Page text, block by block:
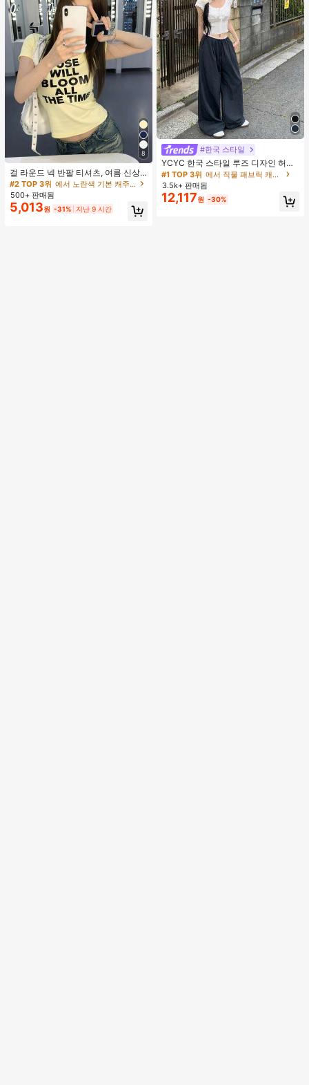
8
걸 라운드 넥 반팔 티셔츠, 여름 신상
레터 프린트, 아메리칸 핫걸 스타일,
패션 캐주얼 다용도 슬림핏 크롭 탑 옐
로우
#2 TOP 3위
에서 노란색 기본 캐주얼 티셔츠
500+ 판매됨
5,013원 -31% 지난 9 시간
#한국 스타일
YCYC 한국 스타일 루즈 디자인 허리
밴드 얇은 스트레이트 레그 캐주얼 스
포츠 팬츠
#1 TOP 3위
에서 직물 패브릭 캐주얼 바지
거의 매진!
#1 TOP 3위
에서 직물 패브릭 캐주얼 바지
거의 매진!
#1 TOP 3위
에서 직물 패브릭 캐주얼 바지
거의 매진!
#1 TOP 3위
거의 매진!
3.5k+ 판매됨
12,117원 -30%